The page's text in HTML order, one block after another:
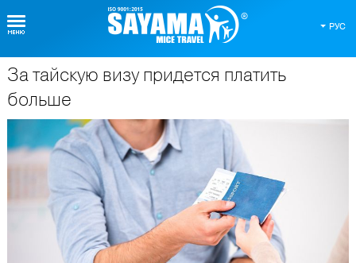
РУС
О Таиланде
За тайскую визу придется платить
больше